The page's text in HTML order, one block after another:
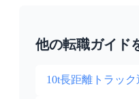
他の転職ガイド
10t長距離トラッ